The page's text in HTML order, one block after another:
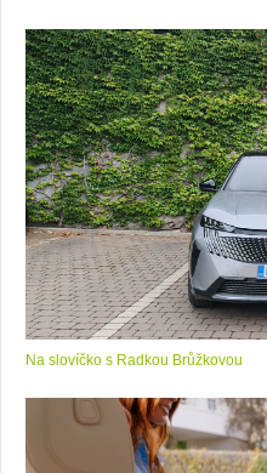
Na slovíčko s Radkou Brůžkovou